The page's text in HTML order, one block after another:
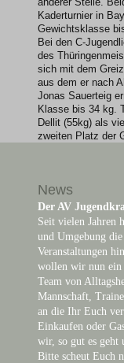
Kaderturnier in
Gewichtsklasse
Bei den C-
des
sich mit dem
aus dem er nach
Jonas Sauerteig
Klasse bis 34 kg.
Dellit (55kg) als
zweiten Platz der
News
Der AV
Seit vielen Jahren
und Umgebung
Veranstaltungen
wollen wir nun ein
Team von
Mannschaft,
an die Ihr Euch
Einkaufen oder
wir, so gut es geht
Bitte scheut Euch